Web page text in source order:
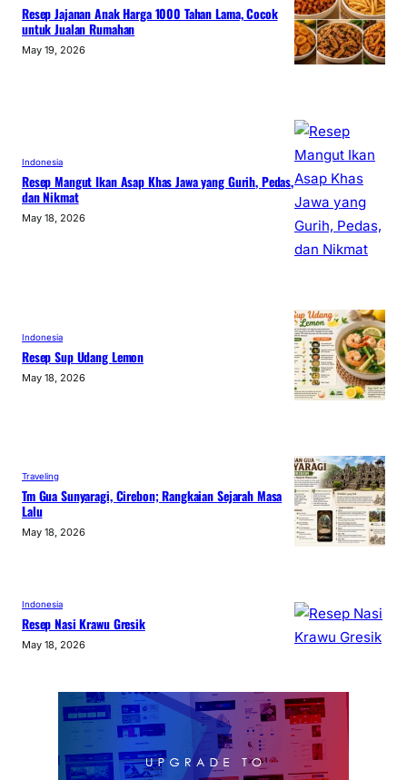
Resep Jajanan Anak Harga 1000 Tahan Lama, Cocok
untuk Jualan Rumahan
May 19, 2026
Indonesia
Resep Mangut Ikan Asap Khas Jawa yang Gurih, Pedas,
dan Nikmat
May 18, 2026
Indonesia
Resep Sup Udang Lemon
May 18, 2026
Traveling
Tm Gua Sunyaragi, Cirebon; Rangkaian Sejarah Masa
Lalu
May 18, 2026
Indonesia
Resep Nasi Krawu Gresik
May 18, 2026